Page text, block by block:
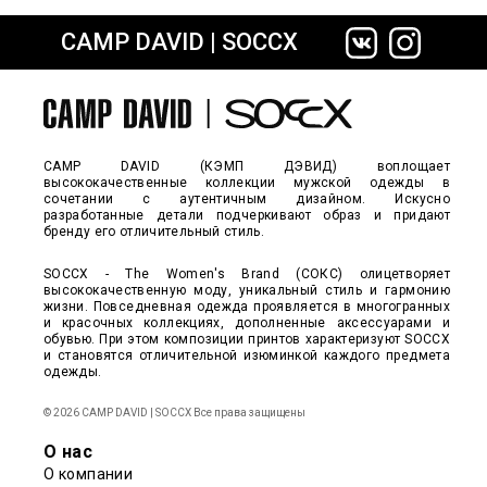
сайте СДЭК
CAMP DAVID | SOCCX
CAMP DAVID (КЭМП ДЭВИД) воплощает
высококачественные коллекции мужской одежды в
сочетании с аутентичным дизайном. Искусно
разработанные детали подчеркивают образ и придают
бренду его отличительный стиль.
SOCCX - The Women's Brand (СОКС) олицетворяет
высококачественную моду, уникальный стиль и гармонию
жизни. Повседневная одежда проявляется в многогранных
и красочных коллекциях, дополненные аксессуарами и
обувью. При этом композиции принтов характеризуют SOCCX
и становятся отличительной изюминкой каждого предмета
одежды.
© 2026 CAMP DAVID | SOCCX Все права защищены
О нас
О компании